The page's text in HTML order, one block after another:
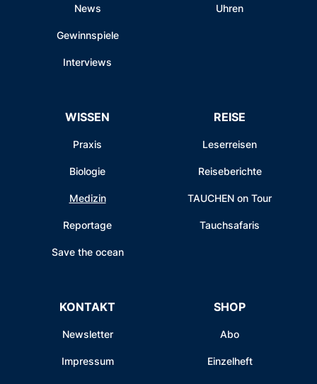
News
Gewinnspiele
Interviews
Uhren
WISSEN
Praxis
Biologie
Medizin
Reportage
Save the ocean
REISE
Leserreisen
Reiseberichte
TAUCHEN on Tour
Tauchsafaris
KONTAKT
Newsletter
Impressum
SHOP
Abo
Einzelheft